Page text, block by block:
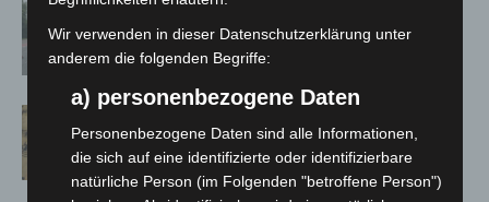
Trunkenheitsfahrten bei
Großkontrolle
Französische Oper im Maschpark
Wir verwenden in dieser Datenschutzerklärung unter
anderem die folgenden Begriffe:
a) personenbezogene Daten
Personenbezogene Daten sind alle Informationen,
die sich auf eine identifizierte oder identifizierbare
natürliche Person (im Folgenden "betroffene Person")